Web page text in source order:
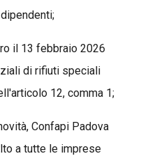
il 13 febbraio 2026
di rifiuti speciali
12, comma 1;
Confapi Padova
a tutte le imprese